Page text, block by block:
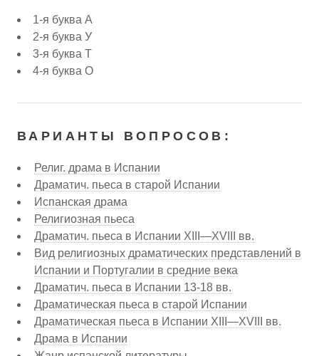
1-я буква А
2-я буква У
3-я буква Т
4-я буква О
ВАРИАНТЫ ВОПРОСОВ:
Религ. драма в Испании
Драматич. пьеса в старой Испании
Испанская драма
Религиозная пьеса
Драматич. пьеса в Испании XIII—XVIII вв.
Вид религиозных драматических представлений в
Испании и Португалии в средние века
Драматич. пьеса в Испании 13-18 вв.
Драматическая пьеса в старой Испании
Драматическая пьеса в Испании XIII—XVIII вв.
Драма в Испании